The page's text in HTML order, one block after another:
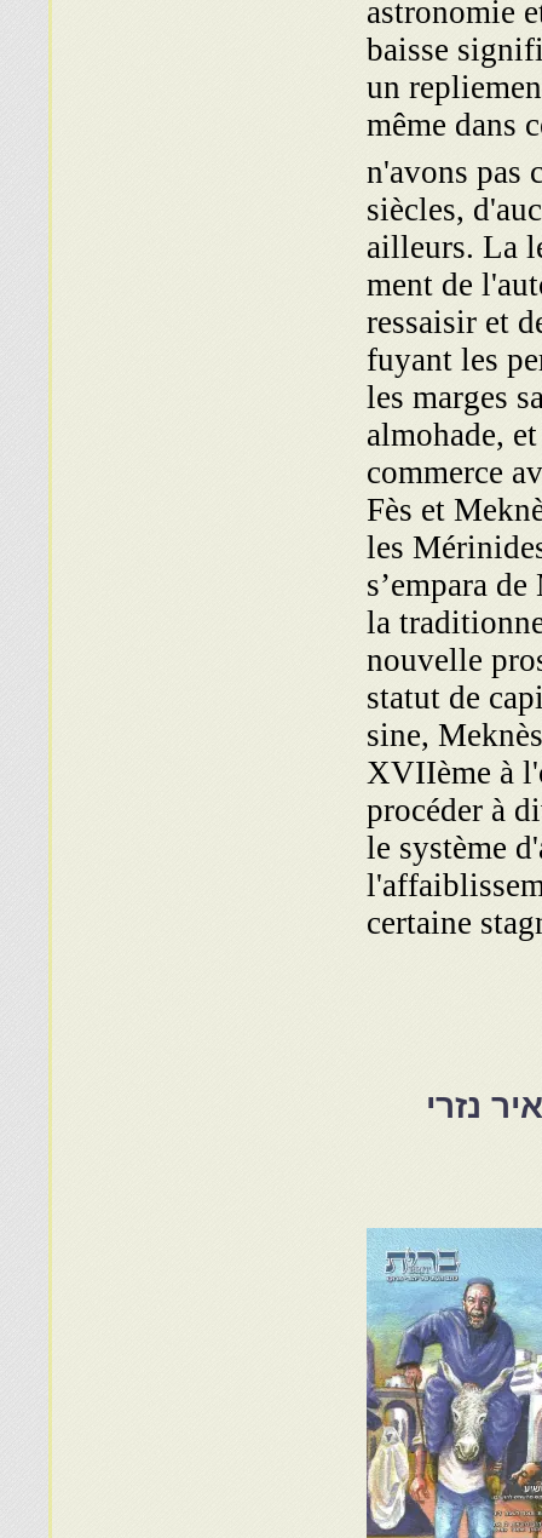
astronomie
baisse
un
même dans
n'avons pas
siècles,
ailleurs. La
ment de
ressaisir et
fuyant les
les marges
almohade,
commerce
Fès et
les
s’empara
la
nouvelle
statut de
sine,
XVIIème à
procéder à
le système
certaine
נזרי